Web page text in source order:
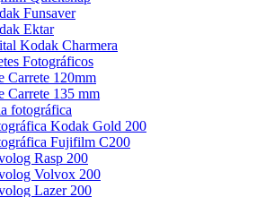
Funsaver
Ektar
Kodak Charmera
Fotográficos
Carrete 120mm
Carrete 135 mm
fotográfica
Kodak Gold 200
Fujifilm C200
Rasp 200
Volvox 200
Lazer 200